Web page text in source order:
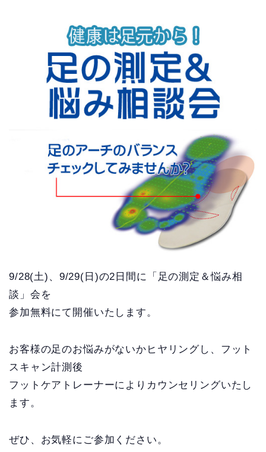
9/28(土)、9/29(日)の2日間に「足の測定＆悩み相
談」会を
参加無料にて開催いたします。
お客様の足のお悩みがないかヒヤリングし、フット
スキャン計測後
フットケアトレーナーによりカウンセリングいたし
ます。
ぜひ、お気軽にご参加ください。